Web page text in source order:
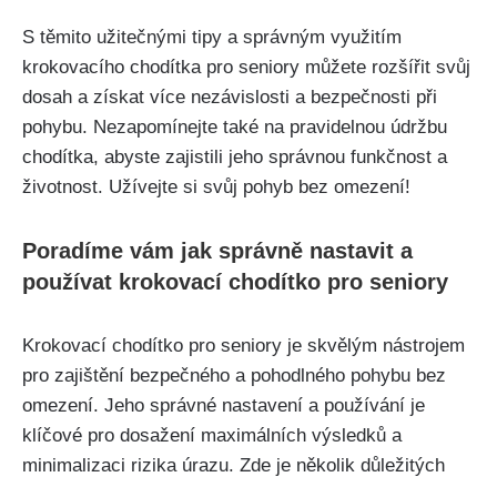
S těmito užitečnými tipy a správným využitím
krokovacího chodítka pro seniory můžete rozšířit svůj
dosah a získat více nezávislosti a bezpečnosti při
pohybu. Nezapomínejte také na pravidelnou údržbu
chodítka, abyste zajistili jeho správnou funkčnost a
životnost. Užívejte si svůj pohyb bez omezení!
Poradíme vám jak správně nastavit a
používat krokovací chodítko pro seniory
Krokovací chodítko pro seniory je skvělým nástrojem
pro zajištění bezpečného a pohodlného pohybu bez
omezení. Jeho správné nastavení a používání je
klíčové pro dosažení maximálních výsledků a
minimalizaci rizika úrazu. Zde je několik důležitých